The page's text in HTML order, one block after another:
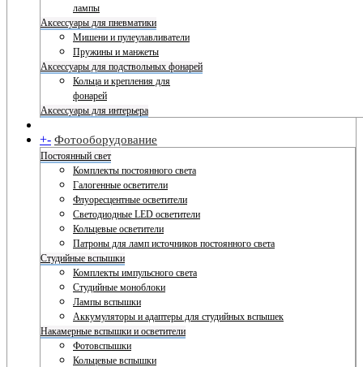
лампы
Аксессуары для пневматики
Мишени и пулеулавливатели
Пружины и манжеты
Аксессуары для подствольных фонарей
Кольца и крепления для
фонарей
Аксессуары для интерьера
+- Фотооборудование
Постоянный свет
Комплекты постоянного света
Галогенные осветители
Флуоресцентные осветители
Светодиодные LED осветители
Кольцевые осветители
Патроны для ламп источников постоянного света
Студийные вспышки
Комплекты импульсного света
Студийные моноблоки
Лампы вспышки
Аккумуляторы и адаптеры для студийных вспышек
Накамерные вспышки и осветители
Фотовспышки
Кольцевые вспышки